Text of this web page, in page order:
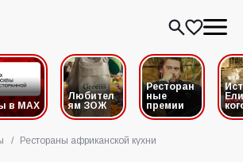
в MAX
Любител
ям ЗОЖ
Ресторан
ные
премии
/ Рестораны африканской кухни